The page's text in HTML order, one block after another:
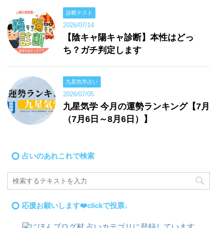
診断テスト
2026/07/14
【陰キャ陽キャ診断】本性はどっ
ち？ガチ判定します
九星気学占い
2026/07/05
九星気学 今月の運勢ランキング【7月
（7月6日～8月6日）】
占いのあれこれで検索
応援お願いします❤️clickで投票↓